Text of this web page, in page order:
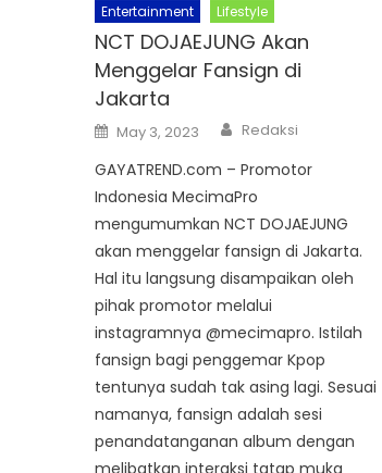
Entertainment Lifestyle
NCT DOJAEJUNG Akan
Menggelar Fansign di
Jakarta
Posted
on
May 3, 2023 Author
Redaksi
GAYATREND.com – Promotor
Indonesia MecimaPro
mengumumkan NCT DOJAEJUNG
akan menggelar fansign di Jakarta.
Hal itu langsung disampaikan oleh
pihak promotor melalui
instagramnya @mecimapro. Istilah
fansign bagi penggemar Kpop
tentunya sudah tak asing lagi. Sesuai
namanya, fansign adalah sesi
penandatanganan album dengan
melibatkan interaksi tatap muka